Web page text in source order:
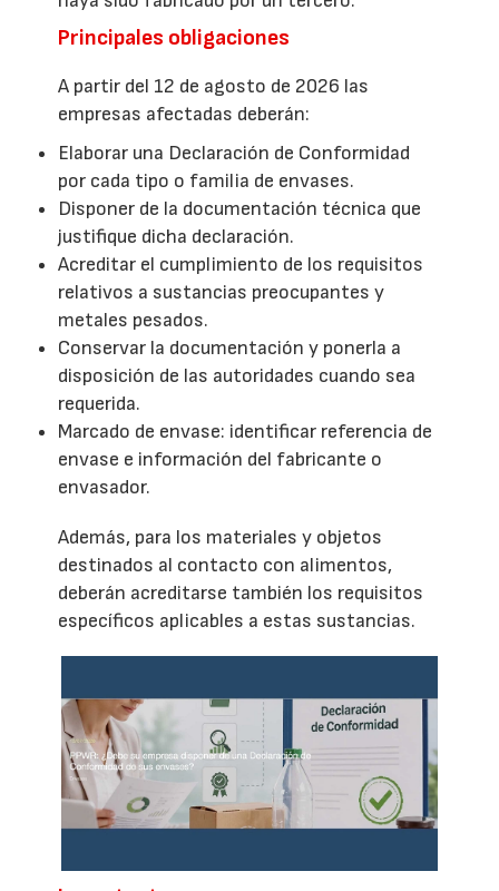
Principales obligaciones
A partir del 12 de agosto de 2026 las
empresas afectadas deberán:
Elaborar una Declaración de Conformidad
por cada tipo o familia de envases.
Disponer de la documentación técnica que
justifique dicha declaración.
Acreditar el cumplimiento de los requisitos
relativos a sustancias preocupantes y
metales pesados.
Conservar la documentación y ponerla a
disposición de las autoridades cuando sea
requerida.
Marcado de envase: identificar referencia de
envase e información del fabricante o
envasador.
Además, para los materiales y objetos
destinados al contacto con alimentos,
deberán acreditarse también los requisitos
específicos aplicables a estas sustancias.